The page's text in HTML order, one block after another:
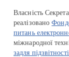
Власність
реалізовано
питань
міжнародної
задля